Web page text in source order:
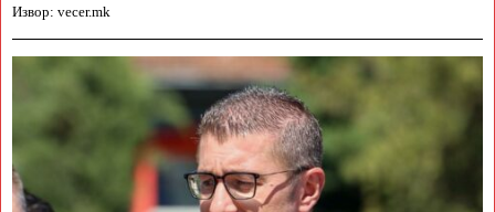
Извор: vecer.mk